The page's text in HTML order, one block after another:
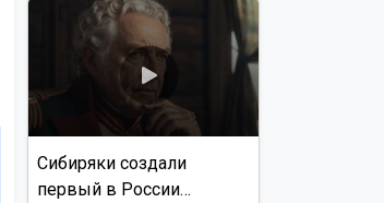
Сибиряки создали
первый в России